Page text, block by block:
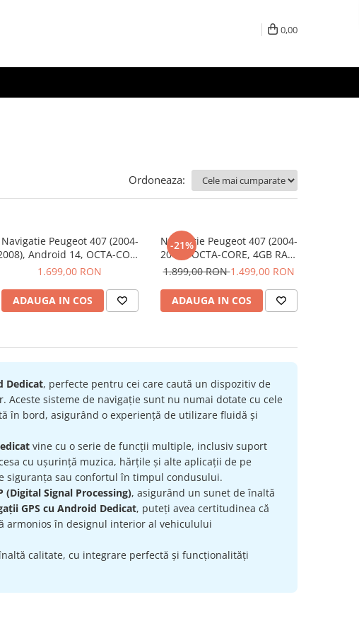
0,00
Ordoneaza:
Navigatie Peugeot 407 (2004-
Android 14, OCTA-CORE
2.0 GHz, 8GB RAM 128GB,
Android auto, ecran 9 inch
1.699,00 RON
ADAUGA IN COS
-21%
Navigatie Peugeot 407 (2004-
2011), OCTA-CORE, 4GB RAM
64 GB ROM, Android 14, ecran
inch - ECARTECH
1.899,00 RON1.499,00 RON
ADAUGA IN COS
Dedicat, perfecte pentru cei care caută un dispozitiv de
sisteme de navigație sunt nu numai dotate cu cele
în bord, asigurând o experiență de utilizare fluidă și
vine cu o serie de funcții multiple, inclusiv suport
cu ușurință muzica, hărțile și alte aplicații de pe
siguranța sau confortul în timpul condusului.
(Digital Signal Processing), asigurând un sunet de înaltă
GPS cu Android Dedicat, puteți avea certitudinea că
armonios în designul interior al vehiculului
calitate, cu integrare perfectă și funcționalități